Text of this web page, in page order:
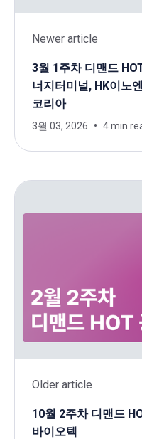
Newer article
3월 1주차 디맨드
너지터미널, HK이노
코리아
3월 03, 2026 4 min
Older article
10월 2주차 디맨드
바이오텍